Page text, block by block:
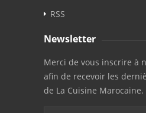
RSS
Newsletter
Merci de vous inscrire à
afin de recevoir les
de La Cuisine Marocaine.